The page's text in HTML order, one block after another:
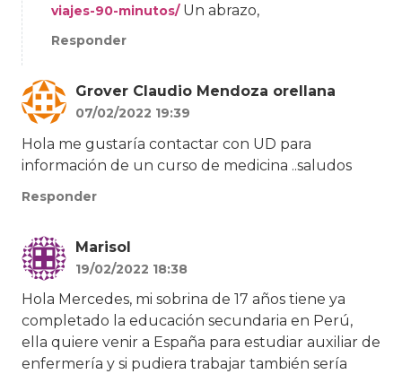
viajes-90-minutos/Un abrazo,
Responder
Grover Claudio Mendoza orellana
07/02/2022 19:39
Hola me gustaría contactar con UD para
información de un curso de medicina ..saludos
Responder
Marisol
19/02/2022 18:38
Hola Mercedes, mi sobrina de 17 años tiene ya
completado la educación secundaria en Perú,
ella quiere venir a España para estudiar auxiliar de
enfermería y si pudiera trabajar también sería